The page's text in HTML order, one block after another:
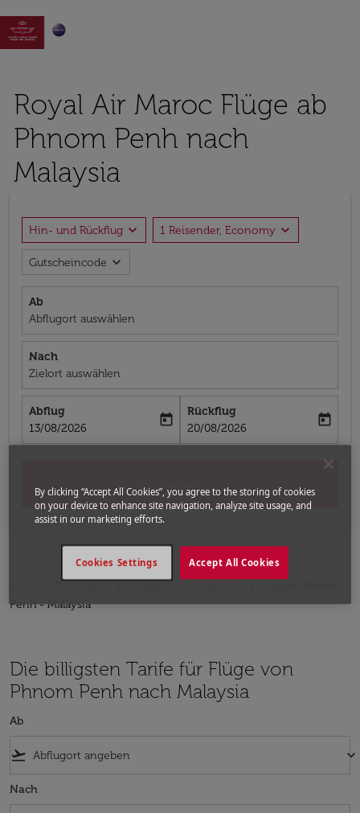

Royal Air Maroc Flüge ab
Phnom Penh nach
Malaysia
Hin- und Rückflug expand_more 1 Reisender, Economy expand_more
Gutscheincode expand_more
Ab
Abflugort auswählen
Nach
Zielort auswählen
Abflug
fc-booking-departure-date-aria-label
13/08/2026
today
Rückflug
fc-booking-return-date-aria-label
20/08/2026
today
Flüge Flüge nach Malaysia
Penh - Malaysia
Die billigsten Tarife für Flüge von
Phnom Penh nach Malaysia
Ab
flight_takeoff keyboard_arrow_down
Nach
By clicking “Accept All Cookies”, you agree to the storing of cookies
on your device to enhance site navigation, analyze site usage, and
assist in our marketing efforts.
Accept All Cookies
Cookies Settings